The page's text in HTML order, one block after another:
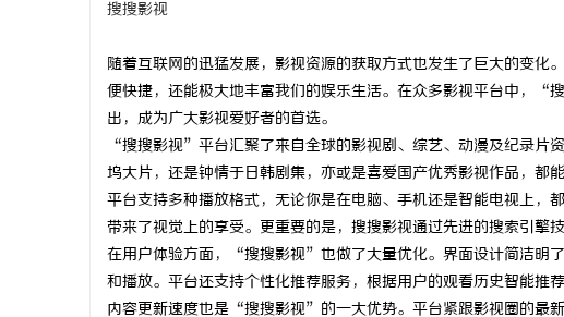
搜搜影视
随着互联网的迅猛发展，影视资源的获取方式也发生了巨大的变
便快捷，还能极大地丰富我们的娱乐生活。在众多影视平台中，“
出，成为广大影视爱好者的首选。
“搜搜影视”平台汇聚了来自全球的影视剧、综艺、动漫及纪录片
坞大片，还是钟情于日韩剧集，亦或是喜爱国产优秀影视作品，都
平台支持多种播放格式，无论你是在电脑、手机还是智能电视上，
带来了视觉上的享受。更重要的是，搜搜影视通过先进的搜索引擎
在用户体验方面，“搜搜影视”也做了大量优化。界面设计简洁明
和播放。平台还支持个性化推荐服务，根据用户的观看历史智能推
内容更新速度也是“搜搜影视”的一大优势。平台紧跟影视圈的最